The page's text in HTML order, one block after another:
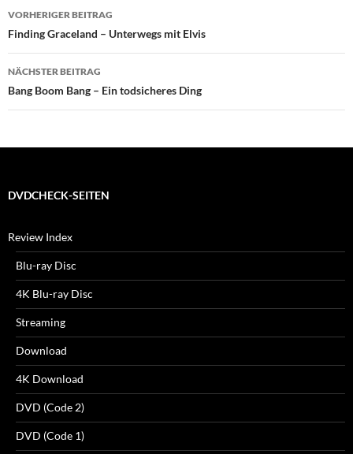
Beitragsnavigation
VORHERIGER BEITRAG
Finding Graceland – Unterwegs mit Elvis
NÄCHSTER BEITRAG
Bang Boom Bang – Ein todsicheres Ding
DVDCHECK-SEITEN
Review Index
Blu-ray Disc
4K Blu-ray Disc
Streaming
Download
4K Download
DVD (Code 2)
DVD (Code 1)